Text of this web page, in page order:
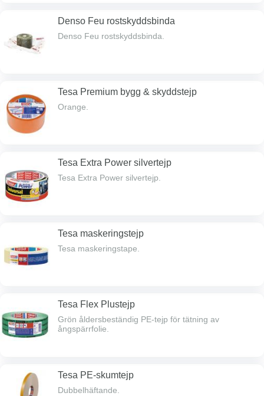
Denso Feu rostskyddsbinda
Denso Feu rostskyddsbinda.
Tesa Premium bygg & skyddstejp
Orange.
Tesa Extra Power silvertejp
Tesa Extra Power silvertejp.
Tesa maskeringstejp
Tesa maskeringstape.
Tesa Flex Plustejp
Grön åldersbeständig PE-tejp för tätning av
ångspärrfolie.
Tesa PE-skumtejp
Dubbelhäftande.